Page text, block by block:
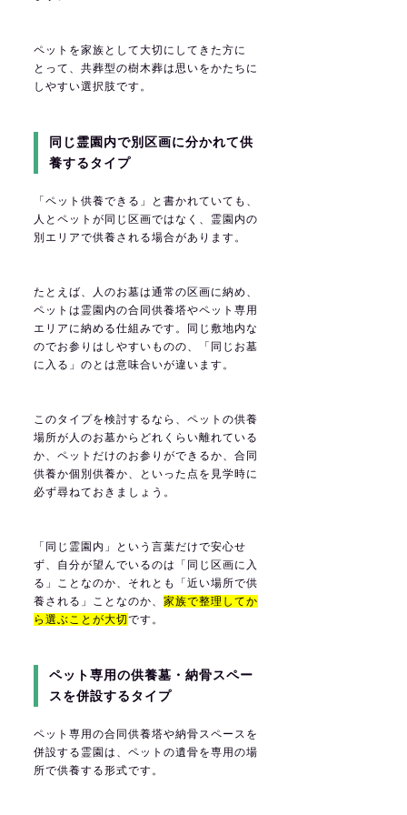
ペットを家族として大切にしてきた方に
とって、共葬型の樹木葬は思いをかたちに
しやすい選択肢です。
同じ霊園内で別区画に分かれて供
養するタイプ
「ペット供養できる」と書かれていても、
人とペットが同じ区画ではなく、霊園内の
別エリアで供養される場合があります。
たとえば、人のお墓は通常の区画に納め、
ペットは霊園内の合同供養塔やペット専用
エリアに納める仕組みです。同じ敷地内な
のでお参りはしやすいものの、「同じお墓
に入る」のとは意味合いが違います。
このタイプを検討するなら、ペットの供養
場所が人のお墓からどれくらい離れている
か、ペットだけのお参りができるか、合同
供養か個別供養か、といった点を見学時に
必ず尋ねておきましょう。
「同じ霊園内」という言葉だけで安心せ
ず、自分が望んでいるのは「同じ区画に入
る」ことなのか、それとも「近い場所で供
養される」ことなのか、 家族で整理してか
ら選ぶことが大切です。
ペット専用の供養墓・納骨スペー
スを併設するタイプ
ペット専用の合同供養塔や納骨スペースを
併設する霊園は、ペットの遺骨を専用の場
所で供養する形式です。